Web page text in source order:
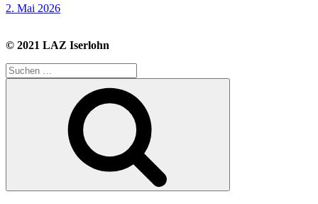
2. Mai 2026
© 2021 LAZ Iserlohn
Suche
nach: